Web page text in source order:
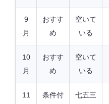
9
月
おすす
め
空いて
いる
10
月
おすす
め
空いて
いる
11
条件付
七五三